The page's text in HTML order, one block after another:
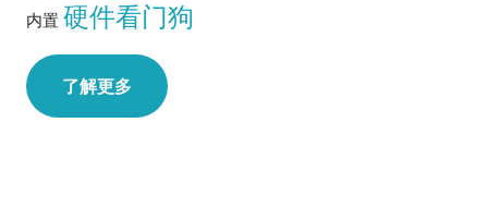
内置 硬件看门狗
了解更多